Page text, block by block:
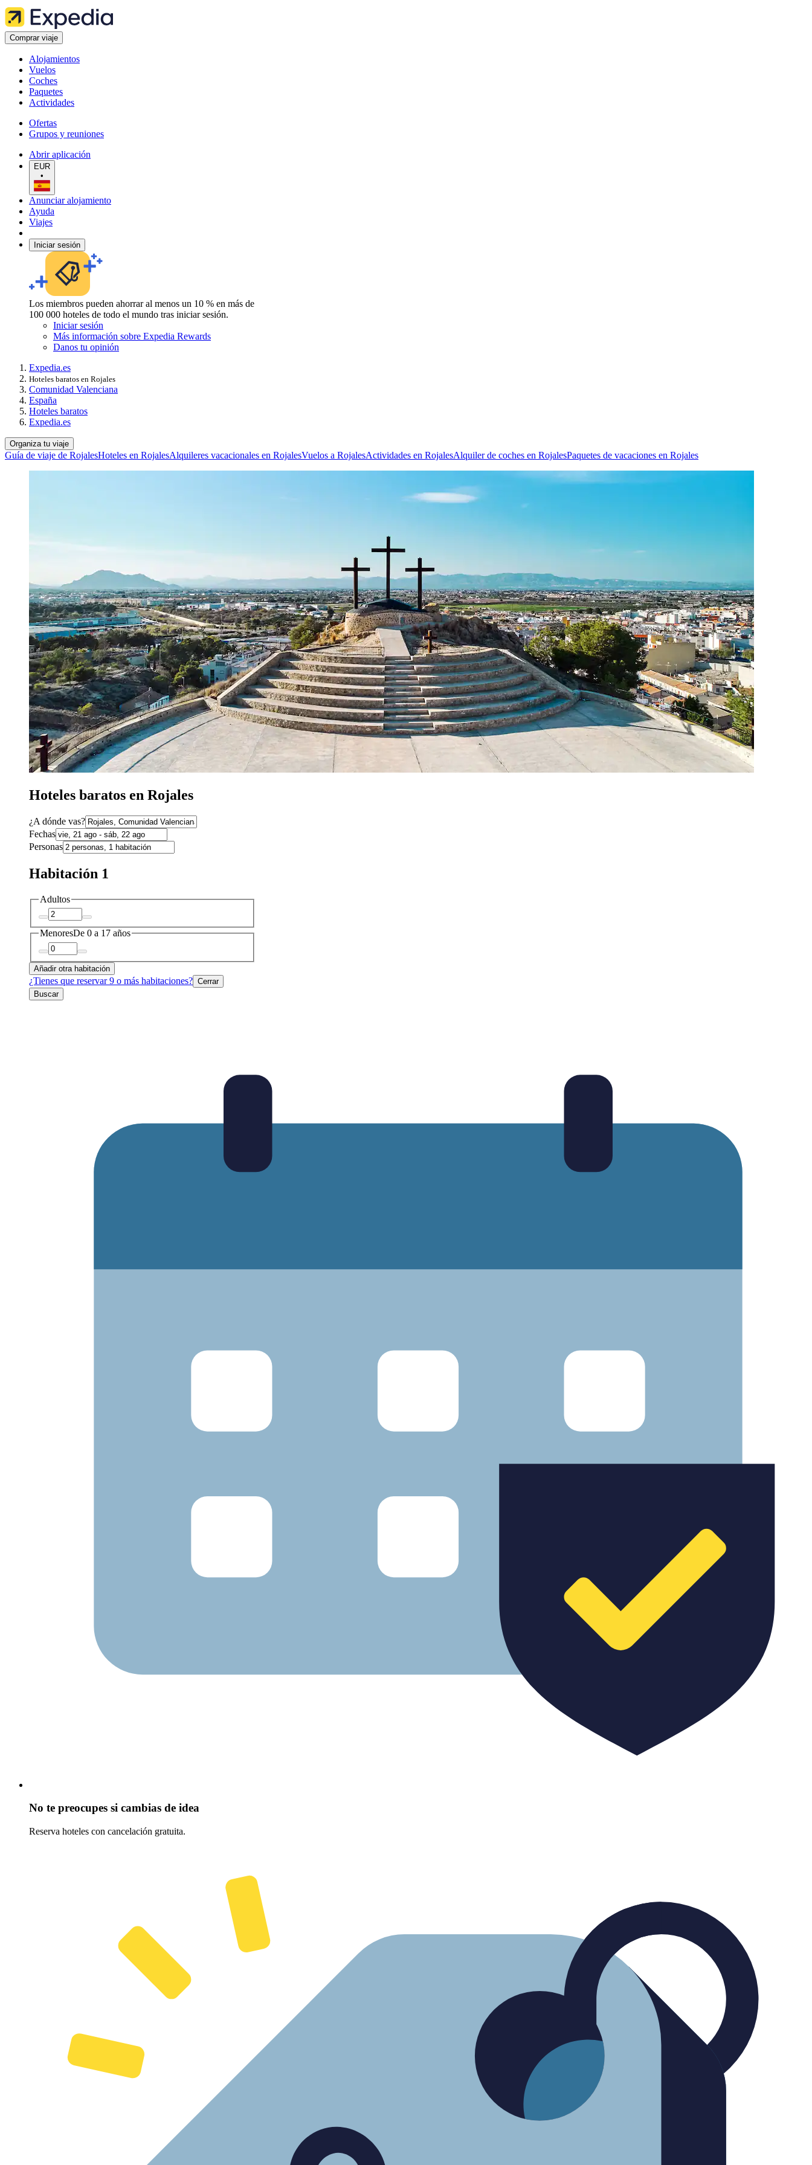
Comprar viaje
Alojamientos
Vuelos
Coches
Paquetes
Actividades
Ofertas
Grupos y reuniones
Abrir aplicación
EUR
•
Anunciar alojamiento
Ayuda
Viajes
Iniciar sesión
Los miembros pueden ahorrar al menos un 10 % en más de
100 000 hoteles de todo el mundo tras iniciar sesión.
Iniciar sesión
Más información sobre Expedia Rewards
Danos tu opinión
Expedia.es
Hoteles baratos en Rojales
Comunidad Valenciana
España
Hoteles baratos
Expedia.es
Organiza tu viaje
Guía de viaje de RojalesHoteles en RojalesAlquileres vacacionales en RojalesVuelos a RojalesActividades en RojalesAlquiler de coches en RojalesPaquetes de vacaciones en Rojales
Hoteles baratos en Rojales
¿A dónde vas?
Fechas
Personas
Habitación 1
Adultos
MenoresDe 0 a 17 años
Añadir otra habitación
¿Tienes que reservar 9 o más habitaciones? Cerrar
Buscar
No te preocupes si cambias de idea
Reserva hoteles con cancelación gratuita.